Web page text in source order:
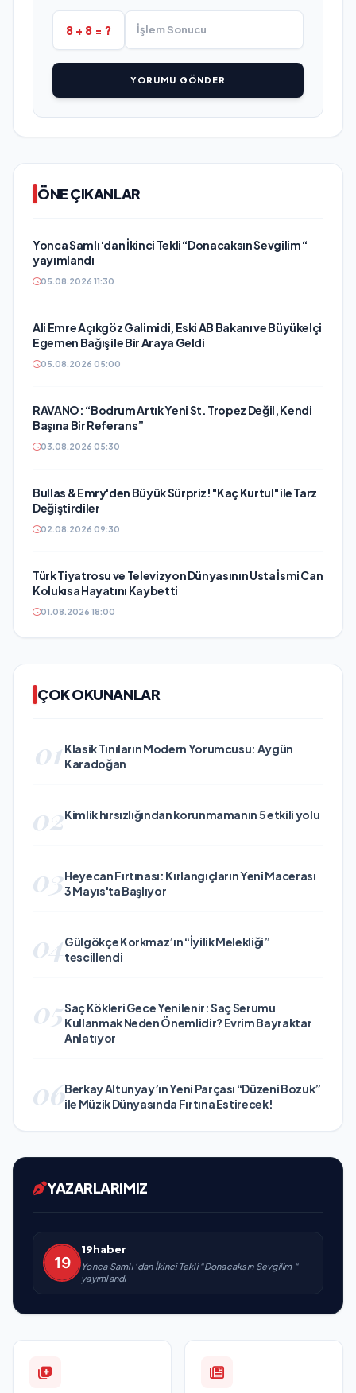
8 + 8 = ?
YORUMU GÖNDER
ÖNE ÇIKANLAR
Yonca Samlı ‘dan İkinci Tekli “Donacaksın Sevgilim “
yayımlandı
05.08.2026 11:30
Ali Emre Açıkgöz Galimidi, Eski AB Bakanı ve Büyükelçi
Egemen Bağış ile Bir Araya Geldi
05.08.2026 05:00
RAVANO: “Bodrum Artık Yeni St. Tropez Değil, Kendi
Başına Bir Referans”
03.08.2026 05:30
Bullas & Emry'den Büyük Sürpriz! "Kaç Kurtul" ile Tarz
Değiştirdiler
02.08.2026 09:30
Türk Tiyatrosu ve Televizyon Dünyasının Usta İsmi Can
Kolukısa Hayatını Kaybetti
01.08.2026 18:00
ÇOK OKUNANLAR
01 Klasik Tınıların Modern Yorumcusu: Aygün
Karadoğan
02Kimlik hırsızlığından korunmamanın 5 etkili yolu
03Heyecan Fırtınası: Kırlangıçların Yeni Macerası
3 Mayıs'ta Başlıyor
04Gülgökçe Korkmaz’ın “İyilik Melekliği”
tescillendi
05Saç Kökleri Gece Yenilenir: Saç Serumu
Kullanmak Neden Önemlidir? Evrim Bayraktar
Anlatıyor
06Berkay Altunyay’ın Yeni Parçası “Düzeni Bozuk”
ile Müzik Dünyasında Fırtına Estirecek!
YAZARLARIMIZ
19haber
Yonca Samlı ‘dan İkinci Tekli “Donacaksın Sevgilim “
yayımlandı